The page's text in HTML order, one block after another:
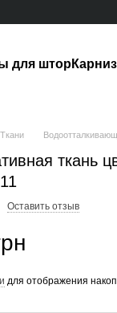
для штор
Ткани
ткань
Оставить отзыв
для отображения